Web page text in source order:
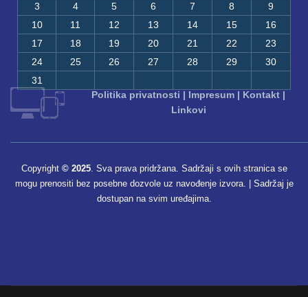
3
4 5 6 7 8
9
10
11 12 13 14 15
16
17
18 19 20 21 22
23
24
25 26 27 28 29
30
31
Politika privatnosti | Impresum | Kontakt |
Linkovi
Copyright © 2025. Sva prava pridržana. Sadržaji s ovih stranica se
mogu prenositi bez posebne dozvole uz navođenje izvora. | Sadržaj je
dostupan na svim uređajima.